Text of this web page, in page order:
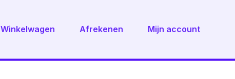
Winkelwagen Afrekenen Mijn account